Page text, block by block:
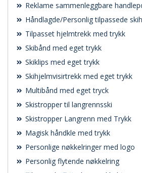
Reklame sammenleggbare
Håndlagde/Personlig tilpassede
Tilpasset hjelmtrekk med trykk
Skibånd med eget trykk
Skiklips med eget trykk
Skihjelmvisirtrekk med eget trykk
Multibånd med eget tryck
Skistropper til langrennsski
Skistropper Langrenn med Trykk
Magisk håndkle med trykk
Personlige nøkkelringer med logo
Personlig flytende nøkkelring